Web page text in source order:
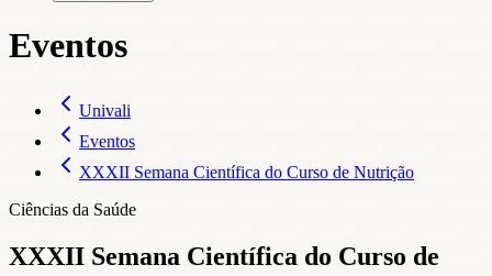
Eventos
Univali
Eventos
XXXII Semana Científica do Curso de Nutrição
Ciências da Saúde
XXXII Semana Científica do Curso de